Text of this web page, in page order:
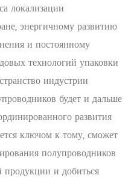
локализации
энергичному развитию
и постоянному
технологий упаковки
индустрии
будет и дальше
развития
ключом к тому, сможет
полупроводников
и добиться